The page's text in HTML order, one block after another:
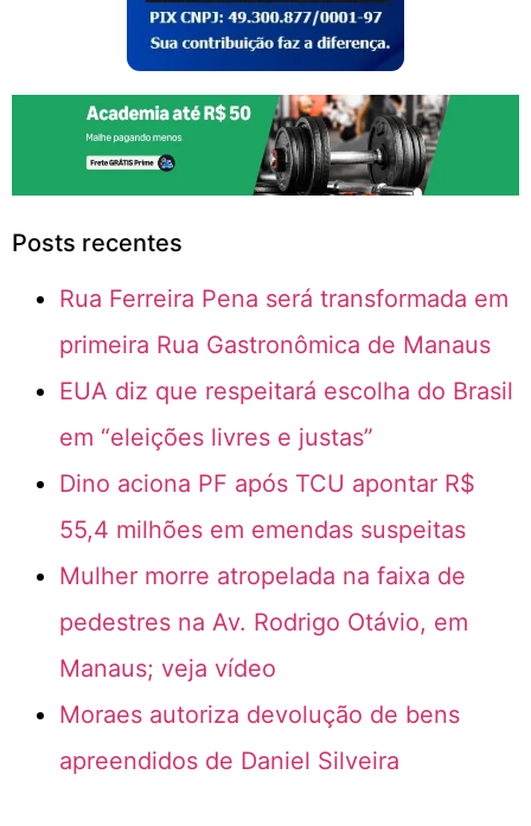
Posts recentes
Rua Ferreira Pena será transformada em
primeira Rua Gastronômica de Manaus
EUA diz que respeitará escolha do Brasil
em “eleições livres e justas”
Dino aciona PF após TCU apontar R$
55,4 milhões em emendas suspeitas
Mulher morre atropelada na faixa de
pedestres na Av. Rodrigo Otávio, em
Manaus; veja vídeo
Moraes autoriza devolução de bens
apreendidos de Daniel Silveira